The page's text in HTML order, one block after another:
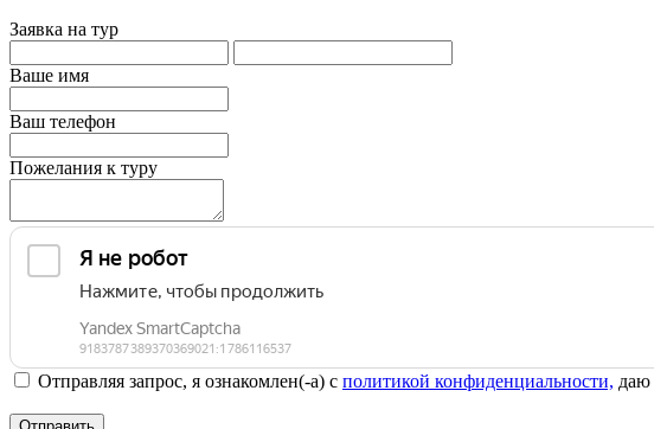
Заявка на тур
Ваше имя
Ваш телефон
Пожелания к туру
Отправляя запрос, я ознакомлен(-а) с политикой конфиденциальности, даю